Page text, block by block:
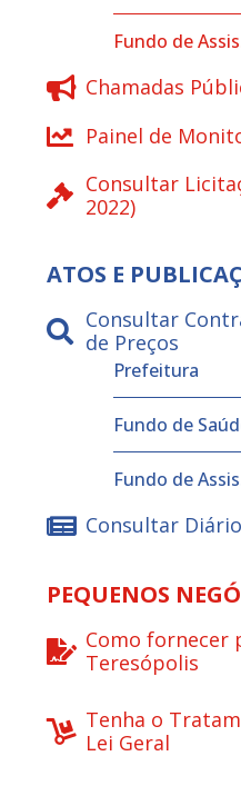
Fundo de
Chamadas
Painel de
Consultar
2022)
ATOS E
Consultar
de Preços
Prefeitura
Fundo de
Fundo de
Consultar
PEQUENOS
Como fornecer
Teresópolis
Tenha o
Lei Geral